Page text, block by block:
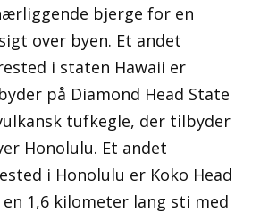
bjerge for en
over byen. Et andet
i staten Hawaii er
på Diamond Head State
tufkegle, der tilbyder
Honolulu. Et andet
i Honolulu er Koko Head
1,6 kilometer lang sti med